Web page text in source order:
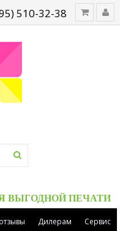
510-32-38
ВЫГОДНОЙ ПЕЧАТИ
Дилерам Сервис